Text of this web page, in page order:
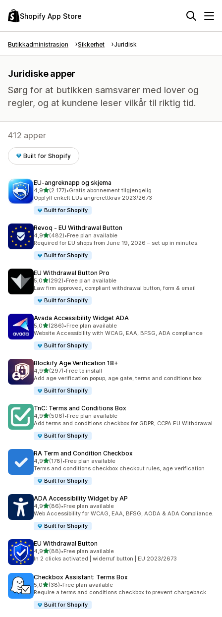
Shopify App Store
Butikkadministrasjon Sikkerhet Juridisk
Juridiske apper
Sørg for at butikken samsvarer med lover og
regler, og at kundene leser vilkår til riktig tid.
412 apper
Built for Shopify
EU‑angreknapp og skjema
4,9av 5 stjerner
(2 177)
Totalt 2177 omtaler
•Gratis abonnement tilgjengelig
Oppfyll enkelt EUs angrerettkrav 2023/2673
Built for Shopify
Revoq ‑ EU Withdrawal Button
4,9av 5 stjerner
(482)
Totalt 482 omtaler
•Free plan available
Required for EU shops from June 19, 2026 – set up in minutes.
Built for Shopify
EU Withdrawal Button Pro
5,0av 5 stjerner
(292)
Totalt 292 omtaler
•Free plan available
Law firm approved, compliant withdrawal button, form & email
Built for Shopify
Avada Accessibility Widget ADA
5,0av 5 stjerner
(286)
Totalt 286 omtaler
•Free plan available
Website Accessibility with WCAG, EAA, BFSG, ADA compliance
Built for Shopify
Blockify Age Verification 18+
4,9av 5 stjerner
(297)
Totalt 297 omtaler
•Free to install
Add age verification popup, age gate, terms and conditions box
Built for Shopify
TnC: Terms and Conditions Box
4,9av 5 stjerner
(506)
Totalt 506 omtaler
•Free plan available
Add terms and conditions checkbox for GDPR, CCPA EU Withdrawal
Built for Shopify
RA Term and Condition Checkbox
4,9av 5 stjerner
(178)
Totalt 178 omtaler
•Free plan available
Terms and conditions checkbox checkout rules, age verification
Built for Shopify
ADA Accessibility Widget by AP
4,9av 5 stjerner
(86)
Totalt 86 omtaler
•Free plan available
Web Accessibility for WCAG, EAA, BFSG, AODA & ADA Compliance.
Built for Shopify
EU Withdrawal Button
4,9av 5 stjerner
(88)
Totalt 88 omtaler
•Free plan available
In 2 clicks activated | widerruf button | EU 2023/2673
Checkbox Assistant: Terms Box
5,0av 5 stjerner
(38)
Totalt 38 omtaler
•Free plan available
Require a terms and conditions checkbox to prevent chargeback
Built for Shopify